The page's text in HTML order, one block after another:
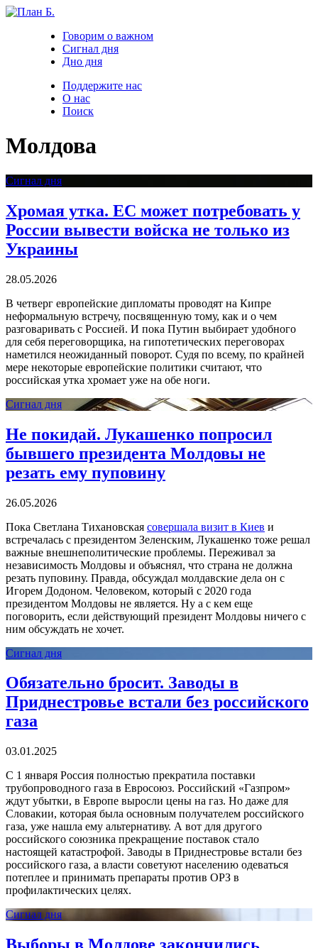
Говорим о важном
Сигнал дня
Дно дня
Поддержите нас
О нас
Поиск
Молдова
Сигнал дня
Хромая утка. ЕС может потребовать у
России вывести войска не только из
Украины
28.05.2026
В четверг европейские дипломаты проводят на Кипре
неформальную встречу, посвященную тому, как и о чем
разговаривать с Россией. И пока Путин выбирает удобного
для себя переговорщика, на гипотетических переговорах
наметился неожиданный поворот. Судя по всему, по крайней
мере некоторые европейские политики считают, что
российская утка хромает уже на обе ноги.
Сигнал дня
Не покидай. Лукашенко попросил
бывшего президента Молдовы не
резать ему пуповину
26.05.2026
Пока Светлана Тихановская совершала визит в Киев и
встречалась с президентом Зеленским, Лукашенко тоже решал
важные внешнеполитические проблемы. Переживал за
независимость Молдовы и объяснял, что страна не должна
резать пуповину. Правда, обсуждал молдавские дела он с
Игорем Додоном. Человеком, который с 2020 года
президентом Молдовы не является. Ну а с кем еще
поговорить, если действующий президент Молдовы ничего с
ним обсуждать не хочет.
Сигнал дня
Обязательно бросит. Заводы в
Приднестровье встали без российского
газа
03.01.2025
С 1 января Россия полностью прекратила поставки
трубопроводного газа в Евросоюз. Российский «Газпром»
ждут убытки, в Европе выросли цены на газ. Но даже для
Словакии, которая была основным получателем российского
газа, уже нашла ему альтернативу. А вот для другого
российского союзника прекращение поставок стало
настоящей катастрофой. Заводы в Приднестровье встали без
российского газа, а власти советуют населению одеваться
потеплее и принимать препараты против ОРЗ в
профилактических целях.
Сигнал дня